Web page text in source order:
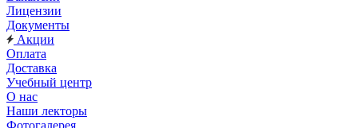
Лицензии
Документы
Акции
Оплата
Доставка
Учебный центр
О нас
Наши лекторы
Фотогалерея